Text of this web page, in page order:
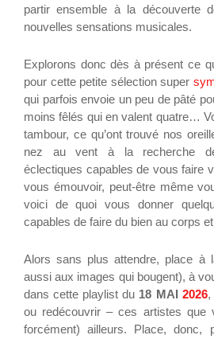
partir ensemble à la découverte
nouvelles sensations musicales.
Explorons donc dès à présent ce
pour cette petite sélection super
qui parfois envoie un peu de pâté
moins fêlés qui en valent quatre…
tambour, ce qu’ont trouvé nos
nez au vent à la recherche
éclectiques capables de vous faire
vous émouvoir, peut-être même
voici de quoi vous donner
capables de faire du bien au corps
Alors sans plus attendre, place à
aussi aux images qui bougent), à
dans cette playlist du 18 MAI 2026,
ou redécouvrir – ces artistes que
forcément) ailleurs. Place, donc,